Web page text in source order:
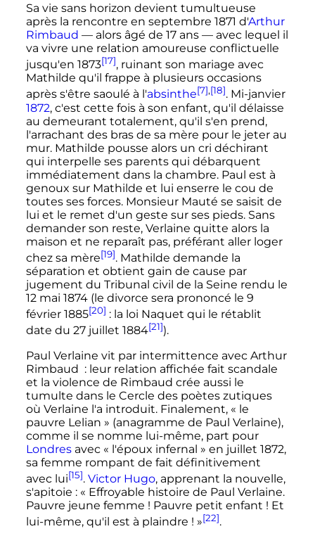
Sa vie sans horizon devient tumultueuse
après la rencontre en septembre 1871 d'Arthur
Rimbaud — alors âgé de 17 ans — avec lequel il
va vivre une relation amoureuse conflictuelle
jusqu'en 1873[17], ruinant son mariage avec
Mathilde qu'il frappe à plusieurs occasions
après s'être saoulé à l'absinthe[7],[18]. Mi-janvier
1872, c'est cette fois à son enfant, qu'il délaisse
au demeurant totalement, qu'il s'en prend,
l'arrachant des bras de sa mère pour le jeter au
mur. Mathilde pousse alors un cri déchirant
qui interpelle ses parents qui débarquent
immédiatement dans la chambre. Paul est à
genoux sur Mathilde et lui enserre le cou de
toutes ses forces. Monsieur Mauté se saisit de
lui et le remet d'un geste sur ses pieds. Sans
demander son reste, Verlaine quitte alors la
maison et ne reparaît pas, préférant aller loger
chez sa mère[19]. Mathilde demande la
séparation et obtient gain de cause par
jugement du Tribunal civil de la Seine rendu le
12 mai 1874(le divorce sera prononcé le 9
février 1885[20] : la loi Naquet qui le rétablit
date du 27 juillet 1884[21]).
Paul Verlaine vit par intermittence avec Arthur
Rimbaud : leur relation affichée fait scandale
et la violence de Rimbaud crée aussi le
tumulte dans le Cercle des poètes zutiques
où Verlaine l'a introduit. Finalement, « le
pauvre Lelian » (anagramme de Paul Verlaine),
comme il se nomme lui-même, part pour
Londresavec « l'époux infernal » en juillet 1872,
sa femme rompant de fait définitivement
avec lui[15]. Victor Hugo, apprenant la nouvelle,
s'apitoie : « Effroyable histoire de Paul Verlaine.
Pauvre jeune femme ! Pauvre petit enfant ! Et
lui-même, qu'il est à plaindre ! »[22].